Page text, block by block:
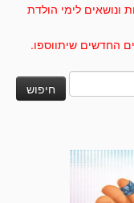
ונושאים לימי הולדת
החדשים שיתווספו.